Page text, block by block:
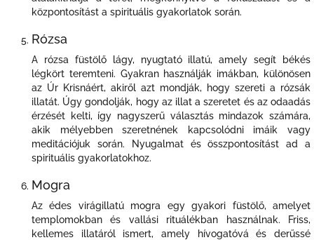
központosítást a spirituális gyakorlatok során.
Rózsa
A rózsa füstölő lágy, nyugtató illatú, amely segít békés
légkört teremteni. Gyakran használják imákban, különösen
az Úr Krisnáért, akiről azt mondják, hogy szereti a rózsák
illatát. Úgy gondolják, hogy az illat a szeretet és az odaadás
érzését kelti, így nagyszerű választás mindazok számára,
akik mélyebben szeretnének kapcsolódni imáik vagy
meditációjuk során. Nyugalmat és összpontosítást ad a
spirituális gyakorlatokhoz.
Mogra
Az édes virágillatú mogra egy gyakori füstölő, amelyet
templomokban és vallási rituálékban használnak. Friss,
kellemes illatáról ismert, amely hívogatóvá és derűssé